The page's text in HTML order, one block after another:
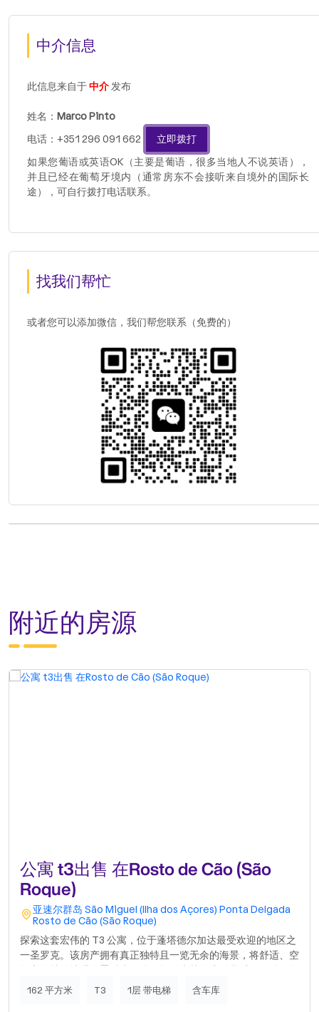
中介信息
此信息来自于中介发布
姓名： Marco Pinto
电话：+351 296 091 662
立即拨打
如果您葡语或英语OK（主要是葡语，很多当地人不说英语），
并且已经在葡萄牙境内（通常房东不会接听来自境外的国际长
途），可自行拨打电话联系。
找我们帮忙
或者您可以添加微信，我们帮您联系（免费的）
附近的房源
公寓 t3出售 在Rosto de Cão (São
Roque)
亚速尔群岛 São Miguel (Ilha dos Açores) Ponta Delgada
Rosto de Cão (São Roque)
探索这套宏伟的 T3 公寓，位于蓬塔德尔加达最受欢迎的地区之
一圣罗克。该房产拥有真正独特且一览无余的海景，将舒适、空
室 – 包括一间宽敞的 19 平方米套房- 全景海景 – 非常适合放松
162 平方米 T3 1层 带电梯 含车库